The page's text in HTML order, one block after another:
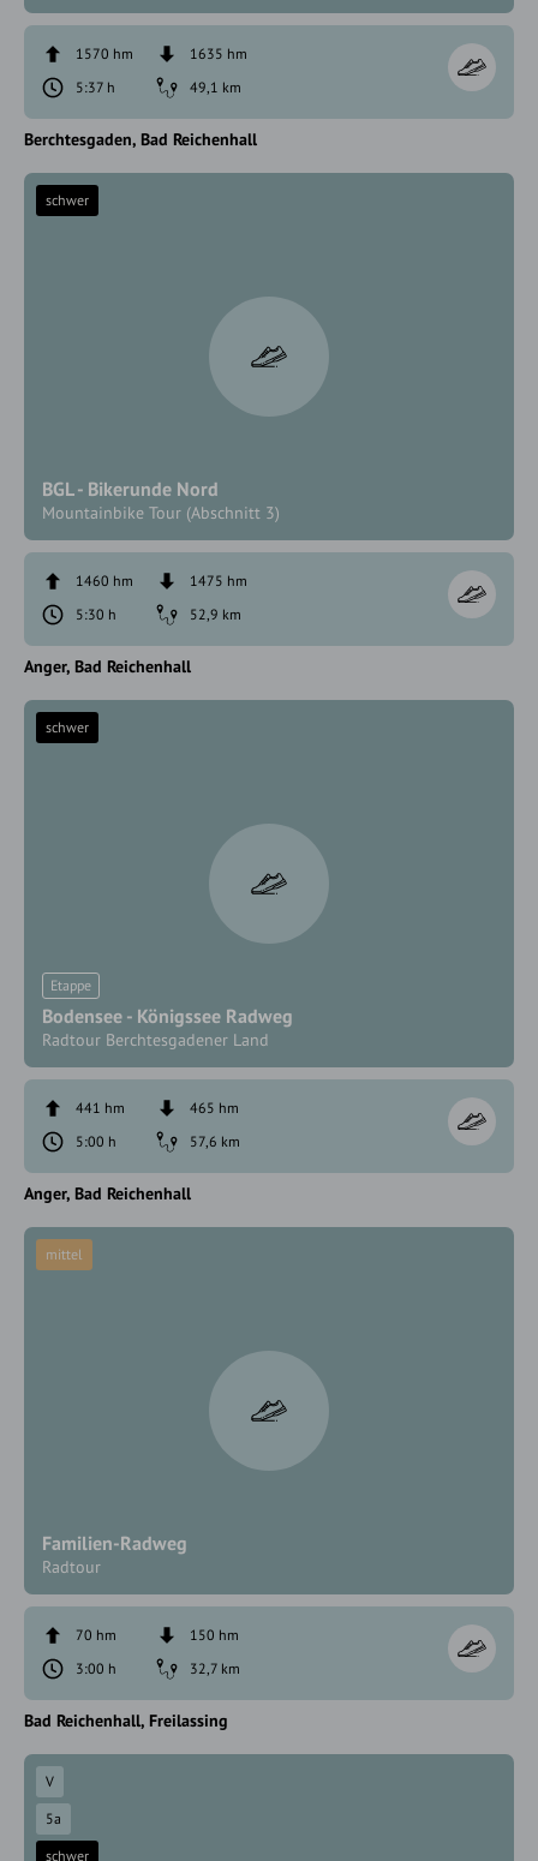
1570 hm
1635 hm
5:37 h
49,1 km
Berchtesgaden Bad Reichenhall
BGL - Bikerunde Nord
Mountainbike Tour (Abschnitt 3)
schwer
1460 hm
1475 hm
5:30 h
52,9 km
Anger Bad Reichenhall
Etappe
Bodensee - Königssee Radweg
Radtour Berchtesgadener Land
schwer
441 hm
465 hm
5:00 h
57,6 km
Anger Bad Reichenhall
Familien-Radweg
Radtour
mittel
70 hm
150 hm
3:00 h
32,7 km
Bad Reichenhall Freilassing
V
5a
schwer